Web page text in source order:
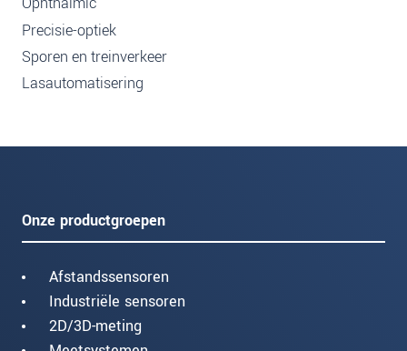
Precisie-optiek
Sporen en treinverkeer
Lasautomatisering
Onze productgroepen
Afstandssensoren
Industriële sensoren
2D/3D-meting